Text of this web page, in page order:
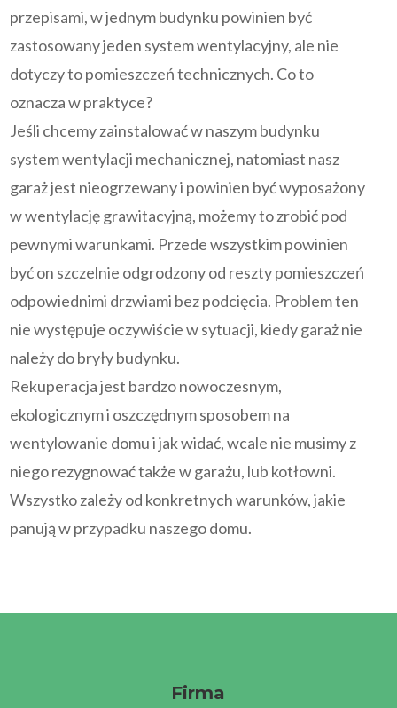
przepisami, w jednym budynku powinien być
zastosowany jeden system wentylacyjny, ale nie
dotyczy to pomieszczeń technicznych. Co to
oznacza w praktyce?
Jeśli chcemy zainstalować w naszym budynku
system wentylacji mechanicznej, natomiast nasz
garaż jest nieogrzewany i powinien być wyposażony
w wentylację grawitacyjną, możemy to zrobić pod
pewnymi warunkami. Przede wszystkim powinien
być on szczelnie odgrodzony od reszty pomieszczeń
odpowiednimi drzwiami bez podcięcia. Problem ten
nie występuje oczywiście w sytuacji, kiedy garaż nie
należy do bryły budynku.
Rekuperacja jest bardzo nowoczesnym,
ekologicznym i oszczędnym sposobem na
wentylowanie domu i jak widać, wcale nie musimy z
niego rezygnować także w garażu, lub kotłowni.
Wszystko zależy od konkretnych warunków, jakie
panują w przypadku naszego domu.
Firma